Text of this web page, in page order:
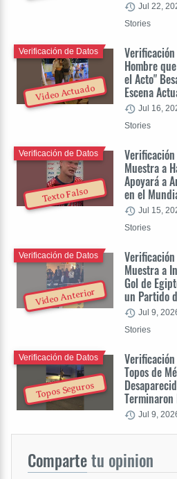
Jul 22,
Stories
Video Actuado
Verificación
Hombre
el Acto"
Escena
Verificación de Datos
Jul 16,
Stories
Texto Falso
Verificación
Muestra a
Apoyará a
en el
Verificación de Datos
Jul 15,
Stories
Video Anterior
Verificación
Muestra a
Gol de
un Partido
Verificación de Datos
Jul 9,
Stories
Topos Seguros
Topos de
Verificación de Datos
Jul 9,
Compartetu opinion